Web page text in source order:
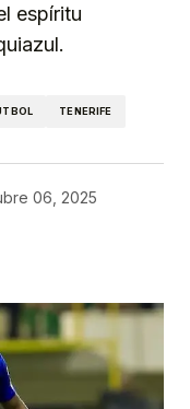
espíritu
TENERIFE
06, 2025